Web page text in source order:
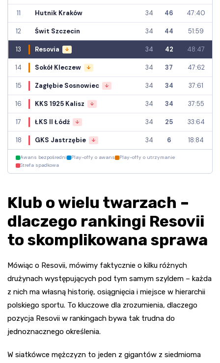
11 Hutnik Kraków 34 46 47:40
12 Świt Szczecin 34 44 51:59
13 Resovia ↓ 34 42 48:47
14 Sokół Kleczew ↓ 34 37 47:62
15 Zagłębie Sosnowiec ↓ 34 34 37:61
16 KKS 1925 Kalisz ↓ 34 34 37:55
17 ŁKS II Łódź ↓ 34 25 33:64
18 GKS Jastrzębie ↓ 34 6 18:84
Awans bezpośredni Play-offy o awans
Play-offy o utrzymanie
Strefa spadkowa
Klub o wielu twarzach –
dlaczego rankingi Resovii
to skomplikowana sprawa
Mówiąc o Resovii, mówimy faktycznie o kilku różnych
drużynach występujących pod tym samym szyldem – każda
z nich ma własną historię, osiągnięcia i miejsce w hierarchii
polskiego sportu. To kluczowe dla zrozumienia, dlaczego
pozycja Resovii w rankingach bywa tak trudna do
jednoznacznego określenia.
W siatkówce mężczyzn to jeden z gigantów z siedmioma